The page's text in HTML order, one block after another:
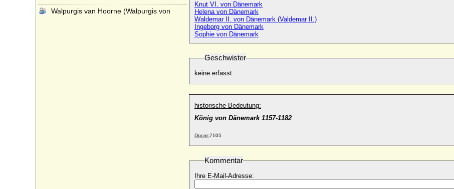
Knut VI. von Dänemark
Helena von Dänemark
Waldemar II. von Dänemark (Valdemar II.)
Ingeborg von Dänemark
Sophie von Dänemark
Geschwister
keine erfasst
historische Bedeutung:
König von Dänemark 1157-1182
Docnr:7105
Kommentar
Ihre E-Mail-Adresse:
Walpurgis van Hoorne (Walpurgis von